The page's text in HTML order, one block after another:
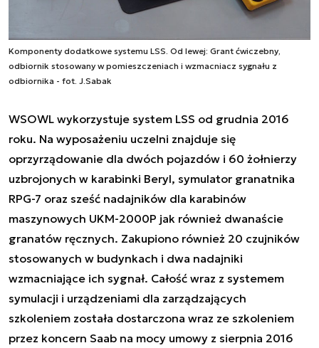
Komponenty dodatkowe systemu LSS. Od lewej: Grant ćwiczebny,
odbiornik stosowany w pomieszczeniach i wzmacniacz sygnału z
odbiornika - fot. J.Sabak
WSOWL wykorzystuje system LSS od grudnia 2016
roku. Na wyposażeniu uczelni znajduje się
oprzyrządowanie dla dwóch pojazdów i 60 żołnierzy
uzbrojonych w karabinki Beryl, symulator granatnika
RPG-7 oraz sześć nadajników dla karabinów
maszynowych UKM-2000P jak również dwanaście
granatów ręcznych. Zakupiono również 20 czujników
stosowanych w budynkach i dwa nadajniki
wzmacniające ich sygnał. Całość wraz z systemem
symulacji i urządzeniami dla zarządzających
szkoleniem została dostarczona wraz ze szkoleniem
przez koncern Saab na mocy umowy z sierpnia 2016